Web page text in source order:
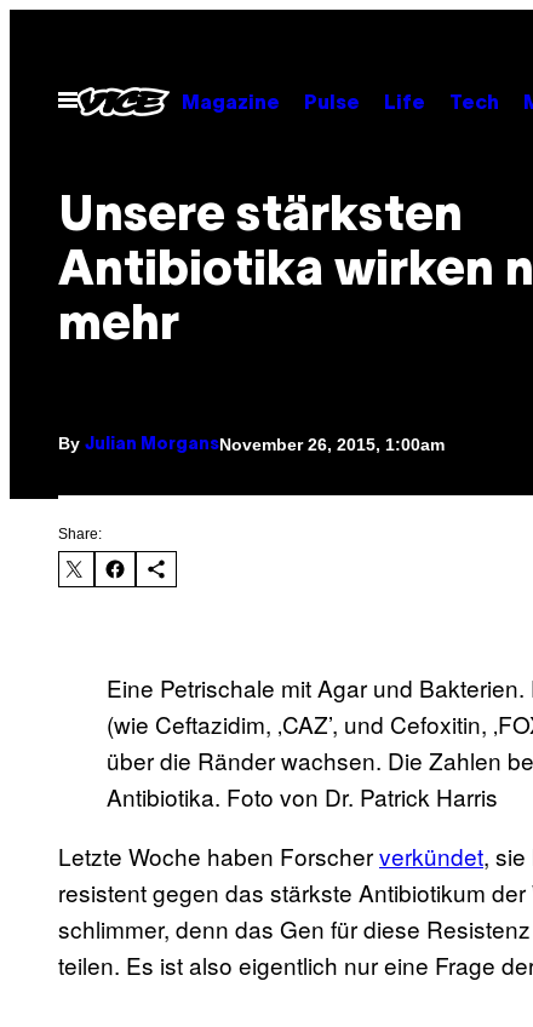
contentOpen
Menu
Magazine Pulse Life Tech
Unsere stärksten
Antibiotika wirken
mehr
By Julian MorgansNovember 26, 2015, 1:00am
Share:
Eine Petrischale mit Agar und
(wie Ceftazidim, ‚CAZ’, und Cefoxitin,
über die Ränder wachsen. Die Zahlen
Antibiotika. Foto von Dr. Patrick Harris
Letzte Woche haben Forscherverkündet,
resistent gegen das stärkste Antibiotikum der
schlimmer, denn das Gen für diese
teilen. Es ist also eigentlich nur eine Frage